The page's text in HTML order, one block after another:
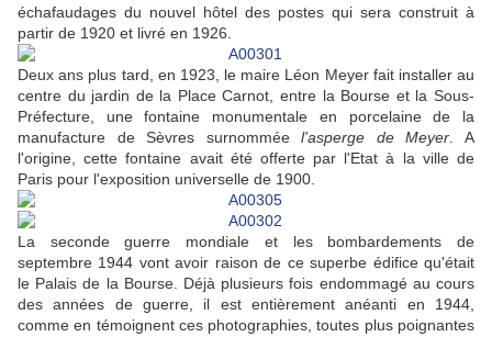
échafaudages du nouvel hôtel des postes qui sera construit à
partir de 1920 et livré en 1926.
Deux ans plus tard, en 1923, le maire Léon Meyer fait installer au
centre du jardin de la Place Carnot, entre la Bourse et la Sous-
Préfecture, une fontaine monumentale en porcelaine de la
manufacture de Sèvres surnomméel'asperge de Meyer . A
l'origine, cette fontaine avait été offerte par l'Etat à la ville de
Paris pour l'exposition universelle de 1900.
La seconde guerre mondiale et les bombardements de
septembre 1944 vont avoir raison de ce superbe édifice qu'était
le Palais de la Bourse. Déjà plusieurs fois endommagé au cours
des années de guerre, il est entièrement anéanti en 1944,
comme en témoignent ces photographies, toutes plus poignantes